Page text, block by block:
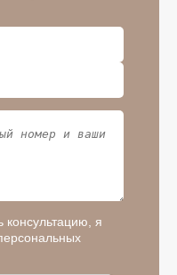
консультацию, я